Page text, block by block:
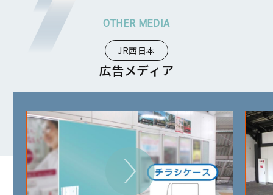
JR西日本
広告メディア